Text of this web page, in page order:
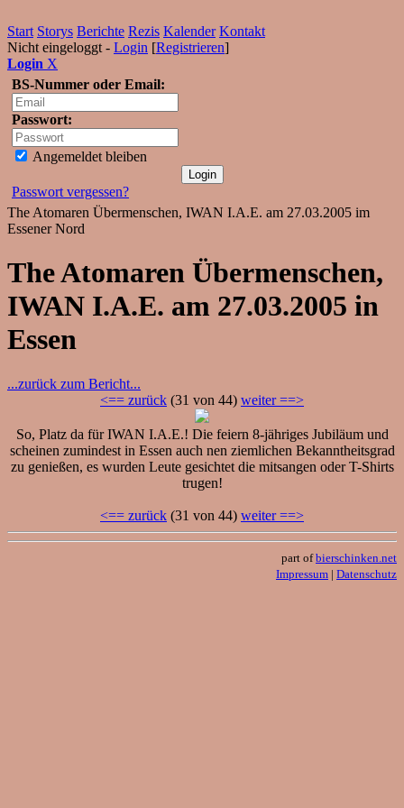
Start Storys Berichte Rezis Kalender Kontakt
Nicht eingeloggt - Login [Registrieren]
Login X
BS-Nummer oder Email:
Passwort:
Angemeldet bleiben
Passwort vergessen?
The Atomaren Übermenschen, IWAN I.A.E. am 27.03.2005 im
Essener Nord
The Atomaren Übermenschen,
IWAN I.A.E. am 27.03.2005 in
Essen
...zurück zum Bericht...
<== zurück (31 von 44) weiter ==>
So, Platz da für IWAN I.A.E.! Die feiern 8-jähriges Jubiläum und
scheinen zumindest in Essen auch nen ziemlichen Bekanntheitsgrad
zu genießen, es wurden Leute gesichtet die mitsangen oder T-Shirts
trugen!
<== zurück (31 von 44) weiter ==>
part ofbierschinken.net
Impressum | Datenschutz